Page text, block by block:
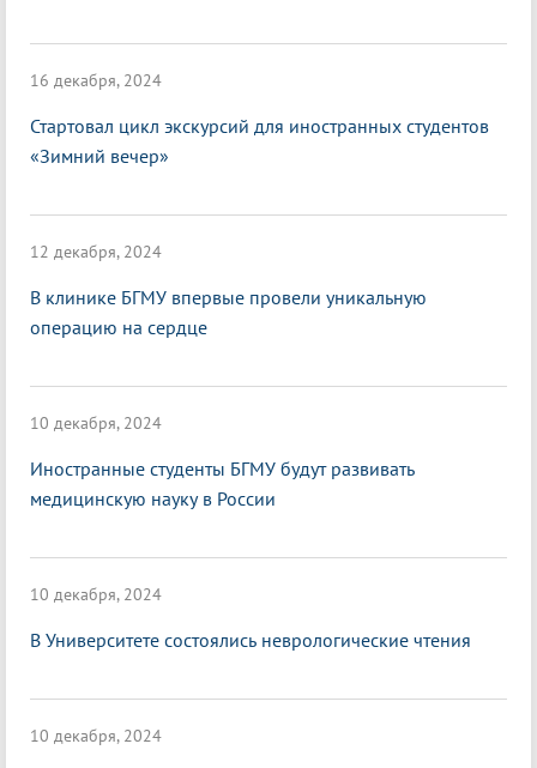
16 декабря, 2024
Стартовал цикл экскурсий для иностранных студентов
«Зимний вечер»
12 декабря, 2024
В клинике БГМУ впервые провели уникальную
операцию на сердце
10 декабря, 2024
Иностранные студенты БГМУ будут развивать
медицинскую науку в России
10 декабря, 2024
В Университете состоялись неврологические чтения
10 декабря, 2024